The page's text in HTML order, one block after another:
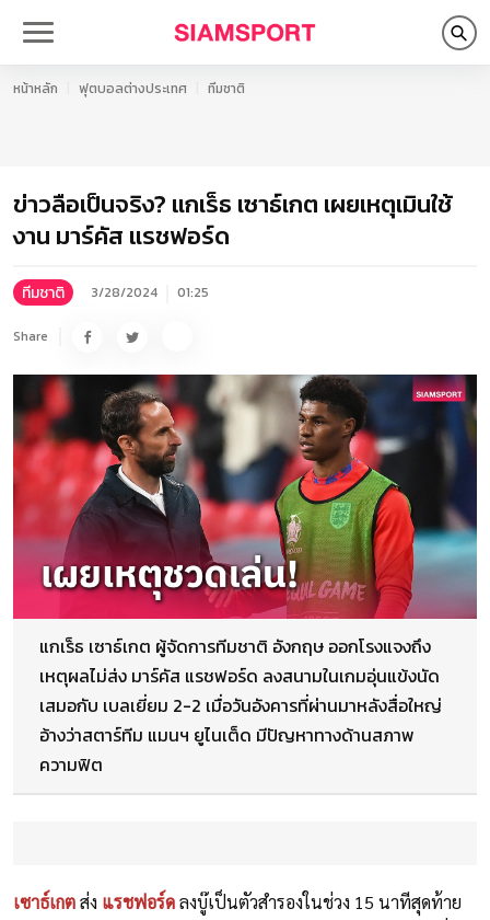
หน้าหลัก ฟุตบอลต่างประเทศ ทีมชาติ
ข่าวลือเป็นจริง? แกเร็ธ เซาธ์เกต เผยเหตุเมินใช้
งาน มาร์คัส แรชฟอร์ด
ทีมชาติ 3/28/2024 01:25
Share
แกเร็ธ เซาธ์เกต ผู้จัดการทีมชาติ อังกฤษ ออกโรงแจงถึง
เหตุผลไม่ส่ง มาร์คัส แรชฟอร์ด ลงสนามในเกมอุ่นแข้งนัด
เสมอกับ เบลเยี่ยม 2-2 เมื่อวันอังคารที่ผ่านมาหลังสื่อใหญ่
อ้างว่าสตาร์ทีม แมนฯ ยูไนเต็ด มีปัญหาทางด้านสภาพ
ความฟิต
เซาธ์เกตส่ง แรชฟอร์ดลงบู๊เป็นตัวสำรองในช่วง 15 นาทีสุดท้าย